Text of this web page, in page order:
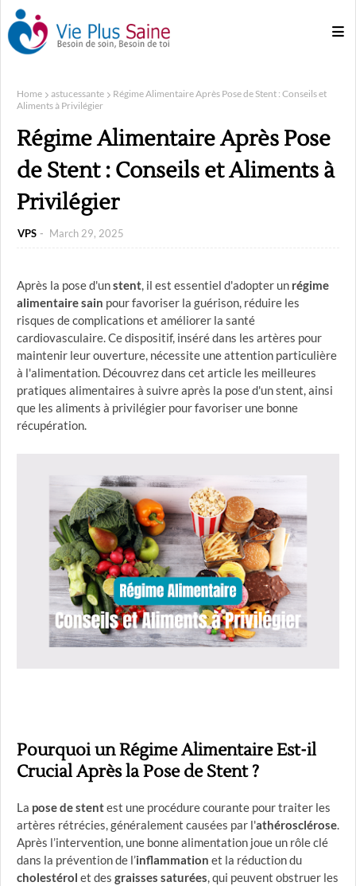
Home astucessante
Régime Alimentaire Après Pose de Stent : Conseils et
Aliments à Privilégier
Régime Alimentaire Après Pose
de Stent : Conseils et Aliments à
Privilégier
VPS March 29, 2025
Après la pose d'unstent, il est essentiel d'adopter un régime
alimentaire sain pour favoriser la guérison, réduire les
risques de complications et améliorer la santé
cardiovasculaire. Ce dispositif, inséré dans les artères pour
maintenir leur ouverture, nécessite une attention particulière
à l'alimentation. Découvrez dans cet article les meilleures
pratiques alimentaires à suivre après la pose d'un stent, ainsi
que les aliments à privilégier pour favoriser une bonne
récupération.
Pourquoi un Régime Alimentaire Est-il
Crucial Après la Pose de Stent ?
La pose de stentest une procédure courante pour traiter les
artères rétrécies, généralement causées par l'athérosclérose.
Après l’intervention, une bonne alimentation joue un rôle clé
dans la prévention de l’inflammation et la réduction du
cholestérol et des graisses saturées, qui peuvent obstruer les